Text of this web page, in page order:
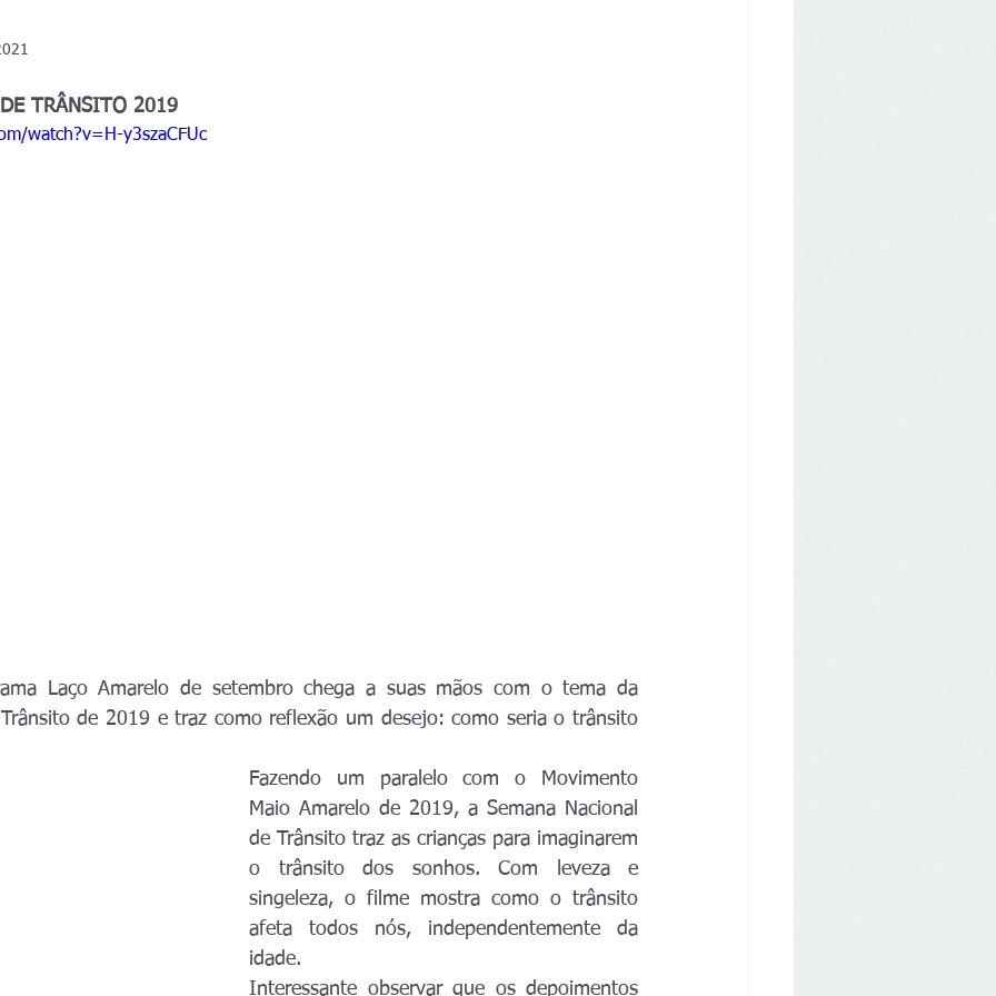
TRÂNSITO 2019
watch?v=H-y3szaCFUc
Laço Amarelo de setembro chega a suas mãos com o tema da
de 2019 e traz como reflexão um desejo: como seria o trânsito
Fazendo um paralelo com o Movimento
Maio Amarelo de 2019, a Semana Nacional
de Trânsito traz as crianças para imaginarem
o trânsito dos sonhos. Com leveza e
singeleza, o filme mostra como o trânsito
afeta todos nós, independentemente da
idade.
Interessante observar que os depoimentos